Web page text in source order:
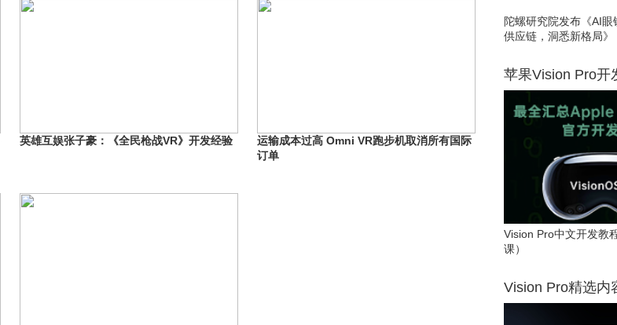
英雄互娱张子豪：《全民枪战VR》开发经验
运输成本过高 Omni VR跑步机取消所有国际
订单
陀螺研究院发布《AI
供应链，洞悉新格局》
苹果Vision Pro开
Vision Pro中文开发教
课）
Vision Pro精选内